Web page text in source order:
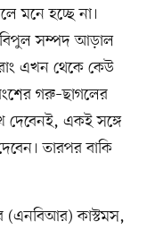
মনে হচ্ছে না।
বিপুল সম্পদ আড়াল
এখন থেকে কেউ
গরু–ছাগলের
দেবেনই, একই সঙ্গে
তারপর বাকি
(এনবিআর) কাস্টমস,